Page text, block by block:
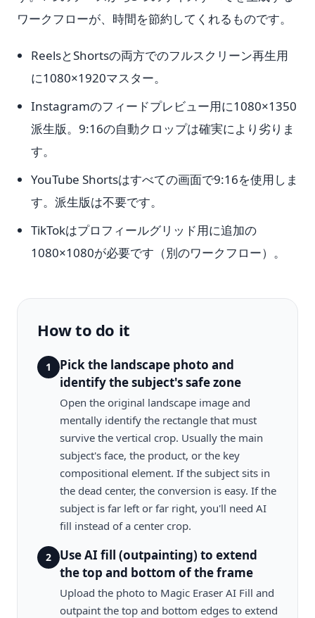
ワークフローが、時間を節約してくれるものです。
ReelsとShortsの両方でのフルスクリーン再生用
に1080×1920マスター。
Instagramのフィードプレビュー用に1080×1350
派生版。9:16の自動クロップは確実により劣りま
す。
YouTube Shortsはすべての画面で9:16を使用しま
す。派生版は不要です。
TikTokはプロフィールグリッド用に追加の
1080×1080が必要です（別のワークフロー）。
How to do it
1
Pick the landscape photo and
identify the subject's safe zone
Open the original landscape image and
mentally identify the rectangle that must
survive the vertical crop. Usually the main
subject's face, the product, or the key
compositional element. If the subject sits in
the dead center, the conversion is easy. If the
subject is far left or far right, you'll need AI
fill instead of a center crop.
2
Use AI fill (outpainting) to extend
the top and bottom of the frame
Upload the photo to Magic Eraser AI Fill and
outpaint the top and bottom edges to extend